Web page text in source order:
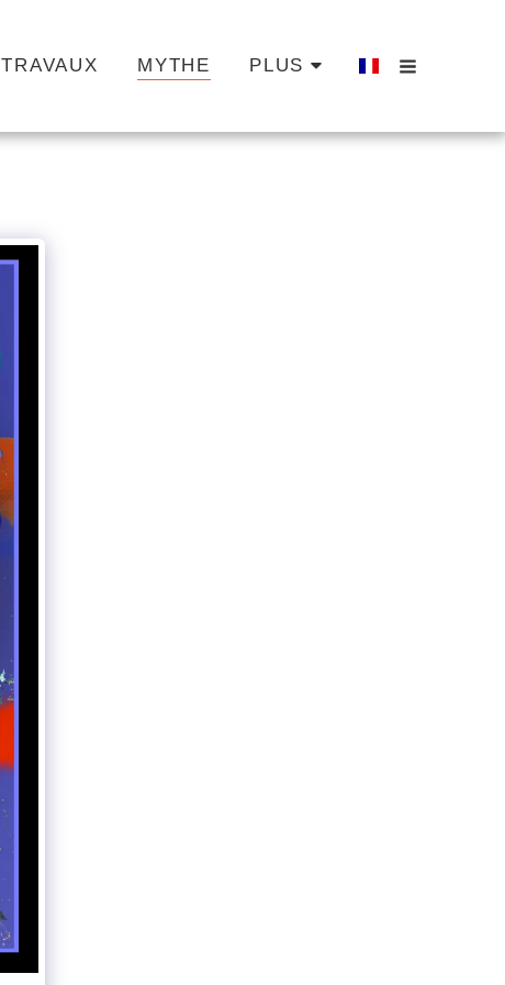
TRAVAUX MYTHE PLUS